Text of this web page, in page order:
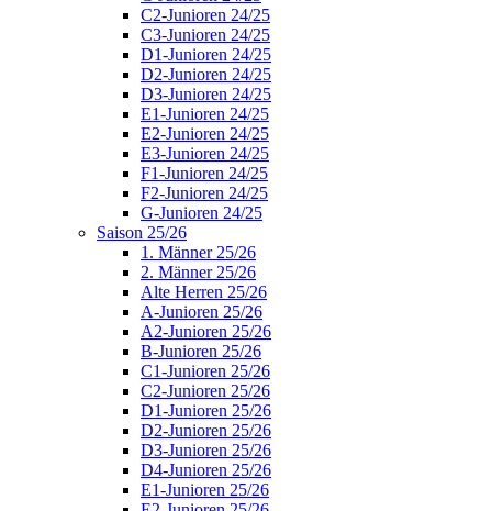
C2-Junioren 24/25
C3-Junioren 24/25
D1-Junioren 24/25
D2-Junioren 24/25
D3-Junioren 24/25
E1-Junioren 24/25
E2-Junioren 24/25
E3-Junioren 24/25
F1-Junioren 24/25
F2-Junioren 24/25
G-Junioren 24/25
Saison 25/26
1. Männer 25/26
2. Männer 25/26
Alte Herren 25/26
A-Junioren 25/26
A2-Junioren 25/26
B-Junioren 25/26
C1-Junioren 25/26
C2-Junioren 25/26
D1-Junioren 25/26
D2-Junioren 25/26
D3-Junioren 25/26
D4-Junioren 25/26
E1-Junioren 25/26